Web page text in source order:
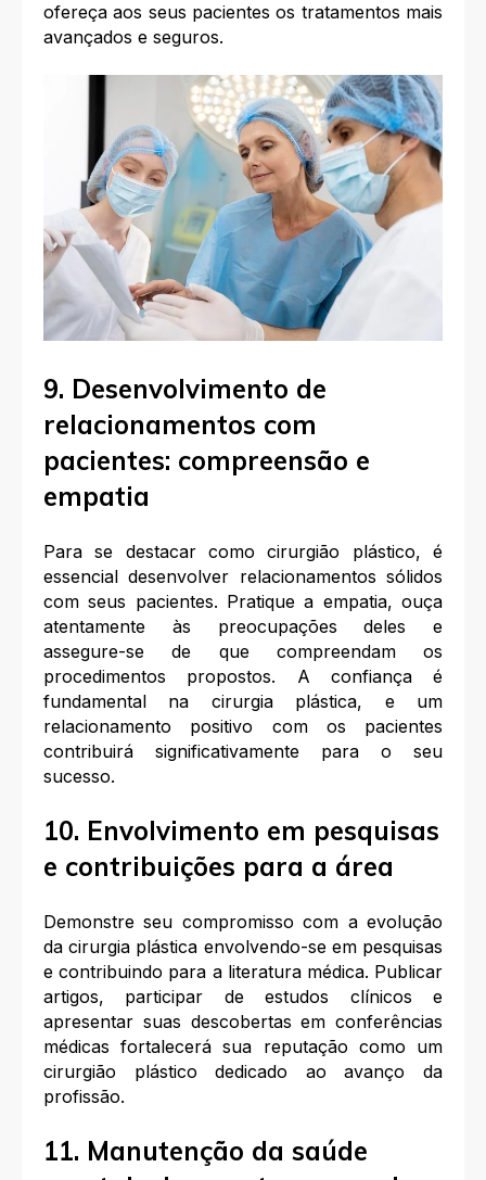
ofereça aos seus pacientes os tratamentos mais
avançados e seguros.
9. Desenvolvimento de
relacionamentos com
pacientes: compreensão e
empatia
Para se destacar como cirurgião plástico, é
essencial desenvolver relacionamentos sólidos
com seus pacientes. Pratique a empatia, ouça
atentamente às preocupações deles e
assegure-se de que compreendam os
procedimentos propostos. A confiança é
fundamental na cirurgia plástica, e um
relacionamento positivo com os pacientes
contribuirá significativamente para o seu
sucesso.
10. Envolvimento em pesquisas
e contribuições para a área
Demonstre seu compromisso com a evolução
da cirurgia plástica envolvendo-se em pesquisas
e contribuindo para a literatura médica. Publicar
artigos, participar de estudos clínicos e
apresentar suas descobertas em conferências
médicas fortalecerá sua reputação como um
cirurgião plástico dedicado ao avanço da
profissão.
11. Manutenção da saúde